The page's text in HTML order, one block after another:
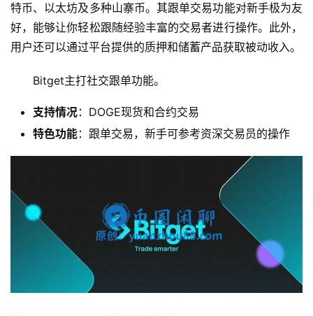
特币、以太坊及多种山寨币。其跟单交易功能对新手极为友
好，能够让你轻松跟随经验丰富的交易者进行操作。此外，
用户还可以通过平台提供的质押和储蓄产品获取被动收入。
Bitget主打社交跟单功能。
支持情况：DOGE现货和合约交易
特色功能：跟单交易，新手可参考资深交易员的操作